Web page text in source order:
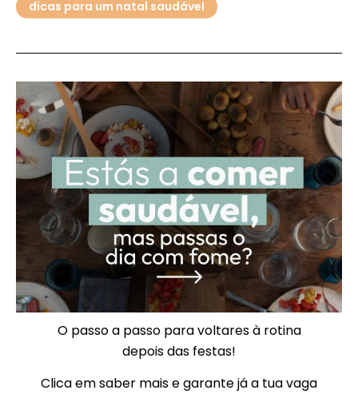
dicas para um natal saudável
O passo a passo para voltares à rotina
depois das festas!
Clica em saber mais e garante já a tua vaga